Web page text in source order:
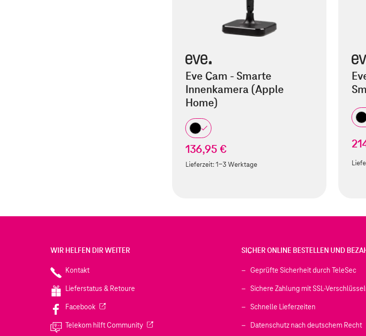
Eve Cam - Smarte
Innenkamera (Apple
Home)
136,95 €
Lieferzeit:1-3 Werktage
WIR HELFEN DIR WEITER
Kontakt
Lieferstatus & Retoure
Facebook(Wird in einem neuen Tab geöffnet)
Telekom hilft Community(Wird in einem neuen Tab geöffnet)
SICHER ONLINE BESTELLEN UND
Geprüfte Sicherheit durch TeleSec
Sichere Zahlung mit SSL-
Schnelle Lieferzeiten
Datenschutz nach deutschem Recht